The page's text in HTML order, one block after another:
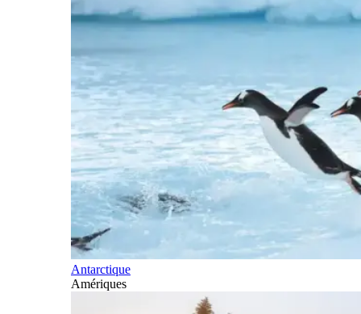
Antarctique
Amériques